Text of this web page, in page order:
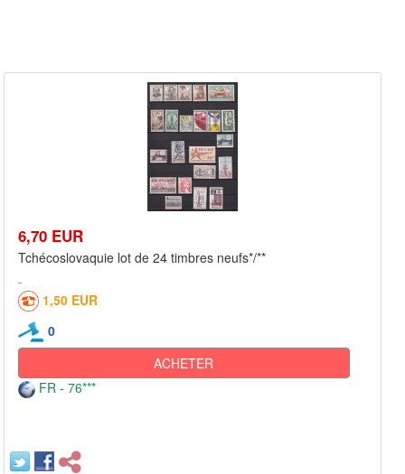
6,70 EUR
Tchécoslovaquie lot de 24 timbres neufs*/**
1,50 EUR
0
ACHETER
FR - 76***